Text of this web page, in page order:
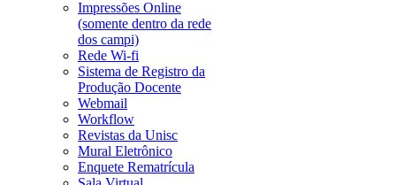
Impressões Online
(somente dentro da rede
dos campi)
Rede Wi-fi
Sistema de Registro da
Produção Docente
Webmail
Workflow
Revistas da Unisc
Mural Eletrônico
Enquete Rematrícula